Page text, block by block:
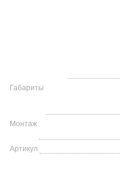
Габариты
Монтаж
Артикул